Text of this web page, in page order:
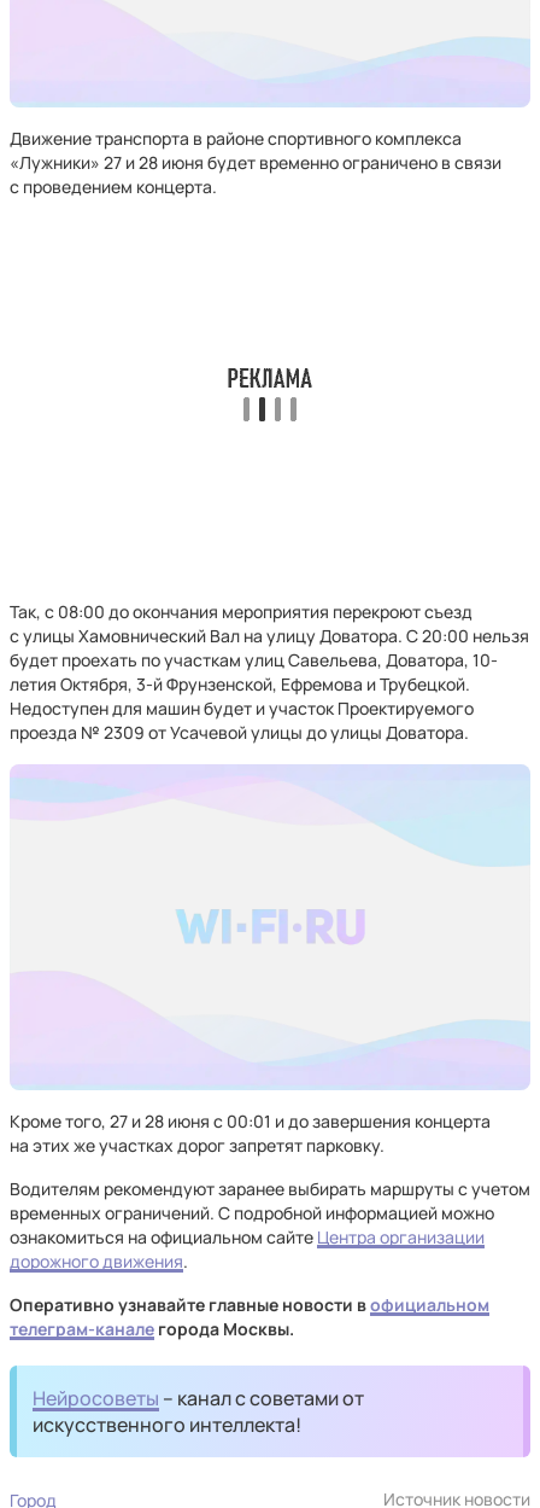
Движение транспорта в районе спортивного комплекса
«Лужники» 27 и 28 июня будет временно ограничено в связи
с проведением концерта.
Так, с 08:00 до окончания мероприятия перекроют съезд
с улицы Хамовнический Вал на улицу Доватора. С 20:00 нельзя
будет проехать по участкам улиц Савельева, Доватора, 10-
летия Октября, 3-й Фрунзенской, Ефремова и Трубецкой.
Недоступен для машин будет и участок Проектируемого
проезда № 2309 от Усачевой улицы до улицы Доватора.
Кроме того, 27 и 28 июня с 00:01 и до завершения концерта
на этих же участках дорог запретят парковку.
Водителям рекомендуют заранее выбирать маршруты с учетом
временных ограничений. С подробной информацией можно
ознакомиться на официальном сайте Центра организации
дорожного движения.
Оперативно узнавайте главные новости вофициальном
телеграм-канале города Москвы.
Нейросоветы – канал с советами от
искусственного интеллекта!
Город Источник новости